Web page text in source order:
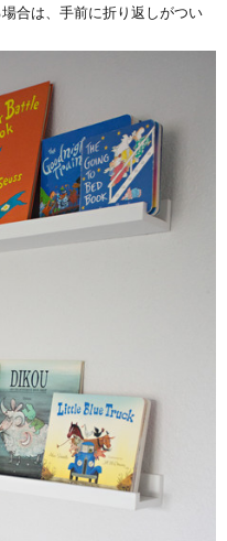
合は、手前に折り返しがつい